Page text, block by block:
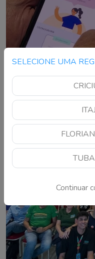
SELECIONE UMA
Continuar
Prouni divulga
precisa agir até
Estudantes pré-
informações da
a bolsa